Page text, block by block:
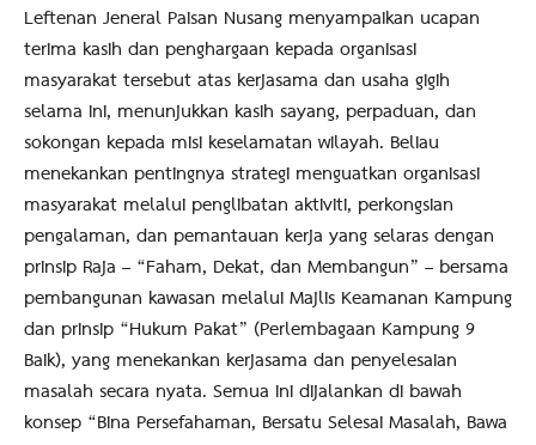
Leftenan Jeneral Paisan Nusang menyampaikan ucapan
terima kasih dan penghargaan kepada organisasi
masyarakat tersebut atas kerjasama dan usaha gigih
selama ini, menunjukkan kasih sayang, perpaduan, dan
sokongan kepada misi keselamatan wilayah. Beliau
menekankan pentingnya strategi menguatkan organisasi
masyarakat melalui penglibatan aktiviti, perkongsian
pengalaman, dan pemantauan kerja yang selaras dengan
prinsip Raja – “Faham, Dekat, dan Membangun” – bersama
pembangunan kawasan melalui Majlis Keamanan Kampung
dan prinsip “Hukum Pakat” (Perlembagaan Kampung 9
Baik), yang menekankan kerjasama dan penyelesaian
masalah secara nyata. Semua ini dijalankan di bawah
konsep “Bina Persefahaman, Bersatu Selesai Masalah, Bawa